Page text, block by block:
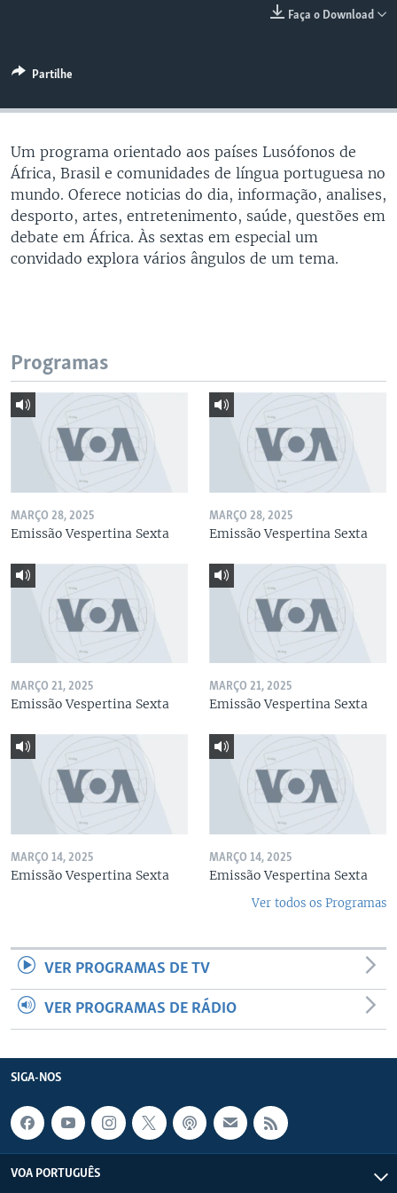
Faça o Download
Partilhe
Um programa orientado aos países Lusófonos de
África, Brasil e comunidades de língua portuguesa no
mundo. Oferece noticias do dia, informação, analises,
desporto, artes, entretenimento, saúde, questões em
debate em África. Às sextas em especial um
convidado explora vários ângulos de um tema.
Programas
MARÇO 28, 2025
Emissão Vespertina Sexta
MARÇO 28, 2025
Emissão Vespertina Sexta
MARÇO 21, 2025
Emissão Vespertina Sexta
MARÇO 21, 2025
Emissão Vespertina Sexta
MARÇO 14, 2025
Emissão Vespertina Sexta
MARÇO 14, 2025
Emissão Vespertina Sexta
Ver todos os Programas
VER PROGRAMAS DE TV
VER PROGRAMAS DE RÁDIO
SIGA-NOS
VOA PORTUGUÊS